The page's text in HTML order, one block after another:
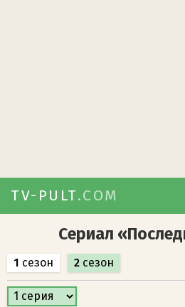
TV-PULT.COM
Сериал
1 сезон 2 сезон